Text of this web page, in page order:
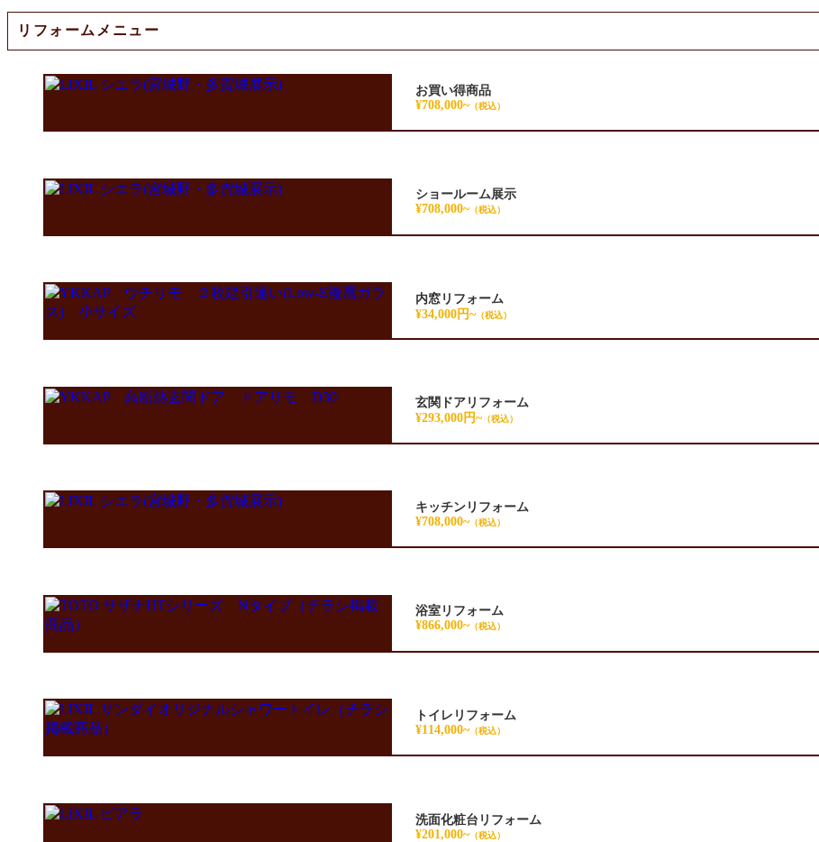
リフォームメニュー
お買い得商品
¥708,000~（税込）
ショールーム展示
¥708,000~（税込）
内窓リフォーム
¥34,000円~（税込）
玄関ドアリフォーム
¥293,000円~（税込）
キッチンリフォーム
¥708,000~（税込）
浴室リフォーム
¥866,000~（税込）
トイレリフォーム
¥114,000~（税込）
洗面化粧台リフォーム
¥201,000~（税込）